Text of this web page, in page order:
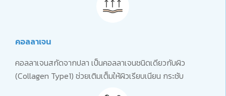
คอลลาเจน
คอลลาเจนสกัดจากปลา เป็นคอลลาเจนชนิดเดียวกับผิว
(Collagen Type1) ช่วยเติมเต็มให้ผิวเรียบเนียน กระชับ